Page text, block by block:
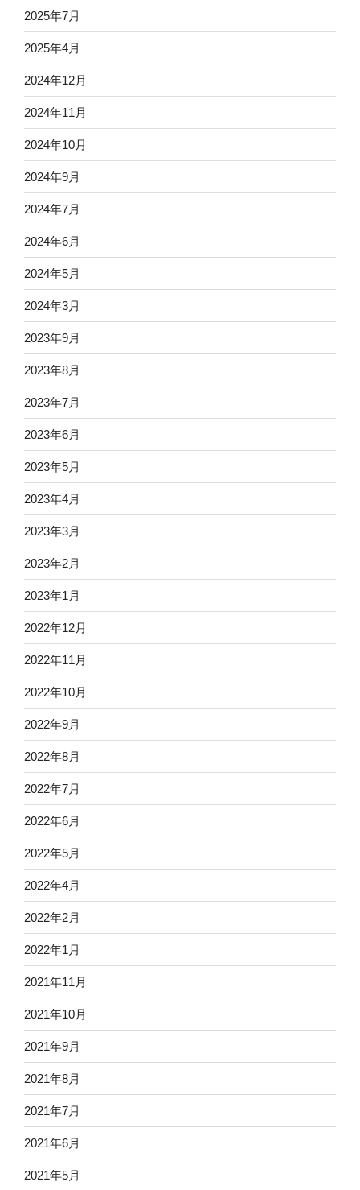
2025年7月
2025年4月
2024年12月
2024年11月
2024年10月
2024年9月
2024年7月
2024年6月
2024年5月
2024年3月
2023年9月
2023年8月
2023年7月
2023年6月
2023年5月
2023年4月
2023年3月
2023年2月
2023年1月
2022年12月
2022年11月
2022年10月
2022年9月
2022年8月
2022年7月
2022年6月
2022年5月
2022年4月
2022年2月
2022年1月
2021年11月
2021年10月
2021年9月
2021年8月
2021年7月
2021年6月
2021年5月